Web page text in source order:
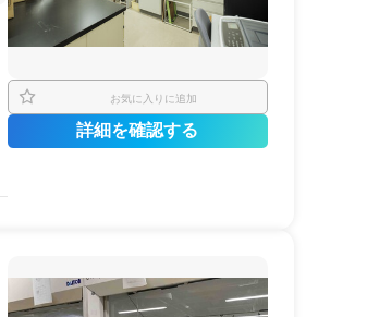
お気に入りに追加
詳細を確認する